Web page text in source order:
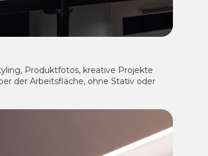
Produktfotos, kreative Projekte
der Arbeitsfläche, ohne Stativ oder